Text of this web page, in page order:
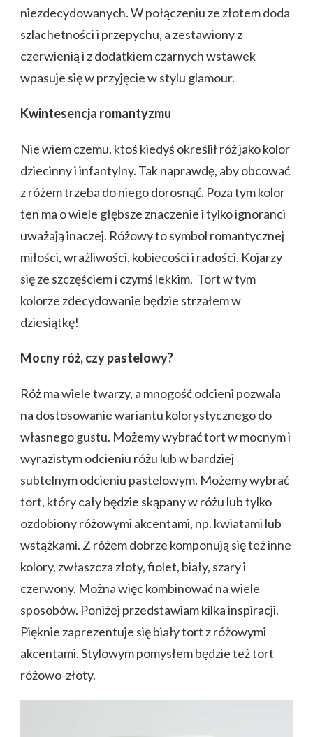
niezdecydowanych. W połączeniu ze złotem doda
szlachetności i przepychu, a zestawiony z
czerwienią i z dodatkiem czarnych wstawek
wpasuje się w przyjęcie w stylu glamour.
Kwintesencja romantyzmu
Nie wiem czemu, ktoś kiedyś określił róż jako kolor
dziecinny i infantylny. Tak naprawdę, aby obcować
z różem trzeba do niego dorosnąć. Poza tym kolor
ten ma o wiele głębsze znaczenie i tylko ignoranci
uważają inaczej. Różowy to symbol romantycznej
miłości, wrażliwości, kobiecości i radości. Kojarzy
się ze szczęściem i czymś lekkim. Tort w tym
kolorze zdecydowanie będzie strzałem w
dziesiątkę!
Mocny róż, czy pastelowy?
Róż ma wiele twarzy, a mnogość odcieni pozwala
na dostosowanie wariantu kolorystycznego do
własnego gustu. Możemy wybrać tort w mocnym i
wyrazistym odcieniu różu lub w bardziej
subtelnym odcieniu pastelowym. Możemy wybrać
tort, który cały będzie skąpany w różu lub tylko
ozdobiony różowymi akcentami, np. kwiatami lub
wstążkami. Z różem dobrze komponują się też inne
kolory, zwłaszcza złoty, fiolet, biały, szary i
czerwony. Można więc kombinować na wiele
sposobów. Poniżej przedstawiam kilka inspiracji.
Pięknie zaprezentuje się biały tort z różowymi
akcentami. Stylowym pomysłem będzie też tort
różowo-złoty.